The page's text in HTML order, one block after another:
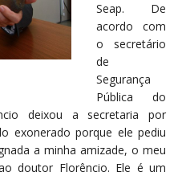
Seap. De
acordo com
o secretário
de
Segurança
Pública do
deixou a secretaria por
exonerado porque ele pediu
a minha amizade, o meu
doutor Florêncio. Ele é um